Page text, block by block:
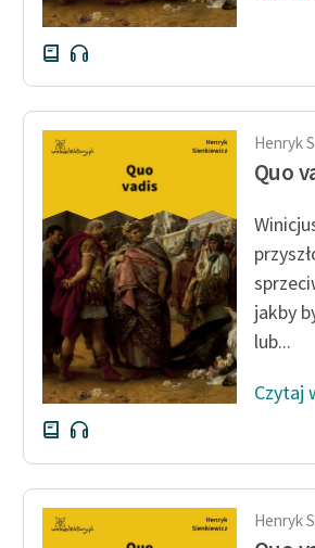
Odkurzamy bohaterów
Szkoła Poezji Wolnych
Lektur
O nas
O projekcie
Zespół
Zasady wykorzystania
Wolnych Lektur
Logotypy
Materiały promocyjne
Polityka prywatności
Regulamin biblioteki
Henryk
Quo
jakby
lub...
Czytaj
Henryk